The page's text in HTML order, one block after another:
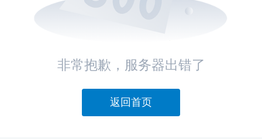
非常抱歉，服务器出错了
返回首页